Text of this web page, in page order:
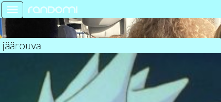
Toggle
navigation
jäärouva